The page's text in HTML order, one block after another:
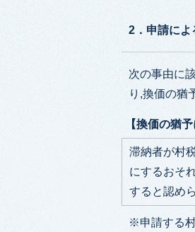
2．申請によ
次の事由に
り,換価の猶
【換価の猶
滞納者が村
にするおそ
すると認め
※申請する